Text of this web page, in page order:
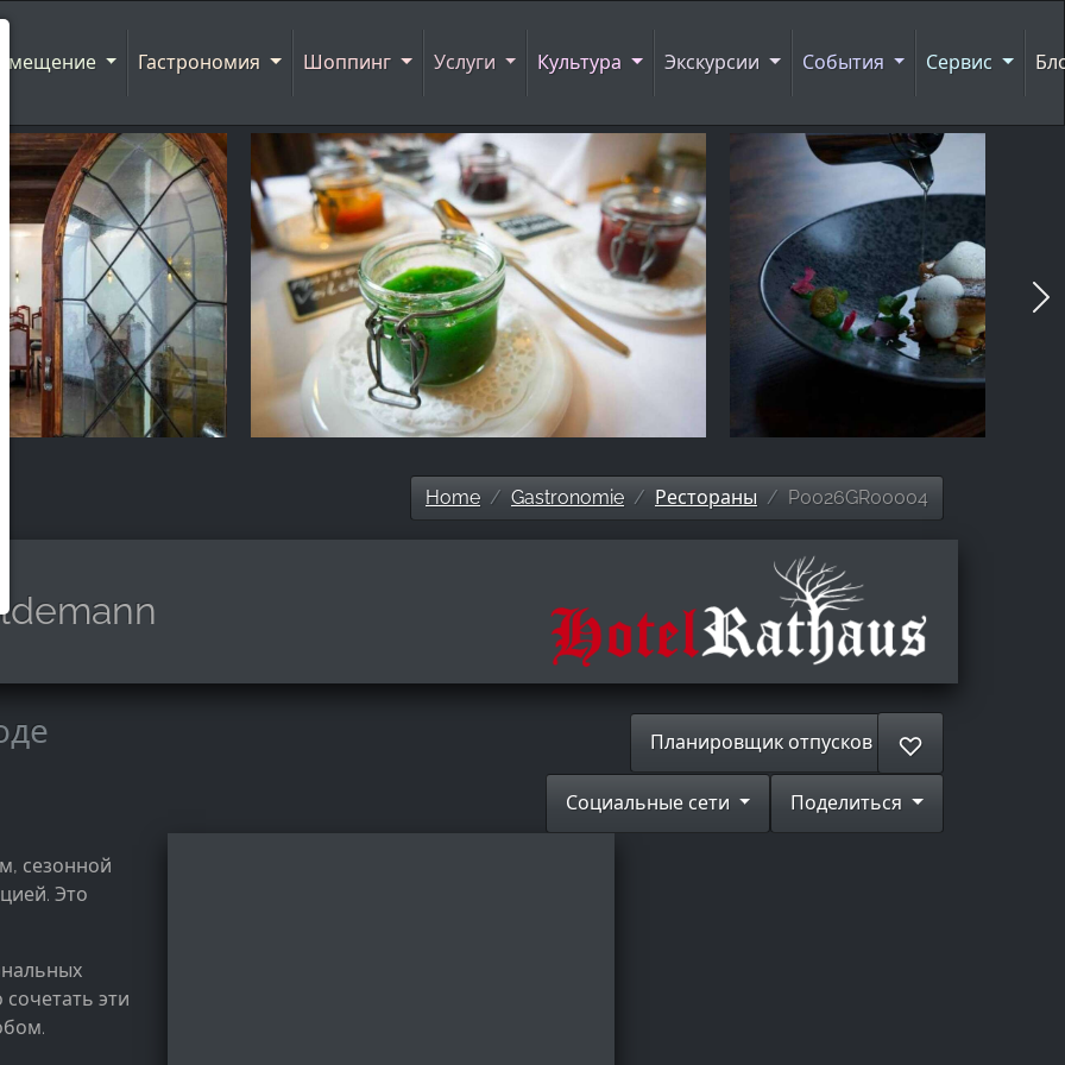
Гастрономия Шоппинг Услуги Культура Экскурсии События Сервис
Home Gastronomie Рестораны P0026GR00004
Планировщик отпусков ♡
Поделиться
Социальные сети
сезонной
Это
эти